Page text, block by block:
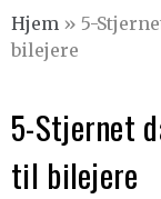
Hjem » 5-
bilejere
5-Stjernet
til bilejere